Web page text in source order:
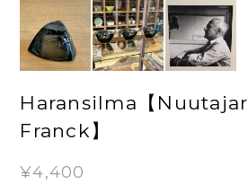
Haransilma【
Franck】
¥4,400